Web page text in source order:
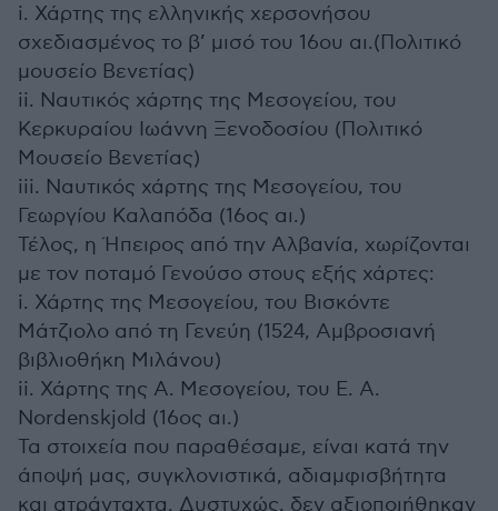
i. Χάρτης της ελληνικής χερσονήσου
σχεδιασμένος το β’ μισό του 16ου αι.(Πολιτικό
μουσείο Βενετίας)
ii. Ναυτικός χάρτης της Μεσογείου, του
Κερκυραίου Ιωάννη Ξενοδοσίου (Πολιτικό
Μουσείο Βενετίας)
iii. Ναυτικός χάρτης της Μεσογείου, του
Γεωργίου Καλαπόδα (16ος αι.)
Τέλος, η Ήπειρος από την Αλβανία, χωρίζονται
με τον ποταμό Γενούσο στους εξής χάρτες:
i. Χάρτης της Μεσογείου, του Βισκόντε
Μάτζιολο από τη Γενεύη (1524, Αμβροσιανή
βιβλιοθήκη Μιλάνου)
ii. Χάρτης της Α. Μεσογείου, του E. A.
Nordenskjold (16ος αι.)
Τα στοιχεία που παραθέσαμε, είναι κατά την
άποψή μας, συγκλονιστικά, αδιαμφισβήτητα
και ατράνταχτα. Δυστυχώς, δεν αξιοποιήθηκαν